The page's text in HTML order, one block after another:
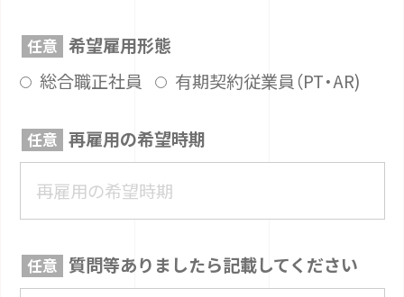
希望雇用形態
総合職正社員
有期契約従業員（PT・AR)
再雇用の希望時期
質問等ありましたら記載してください